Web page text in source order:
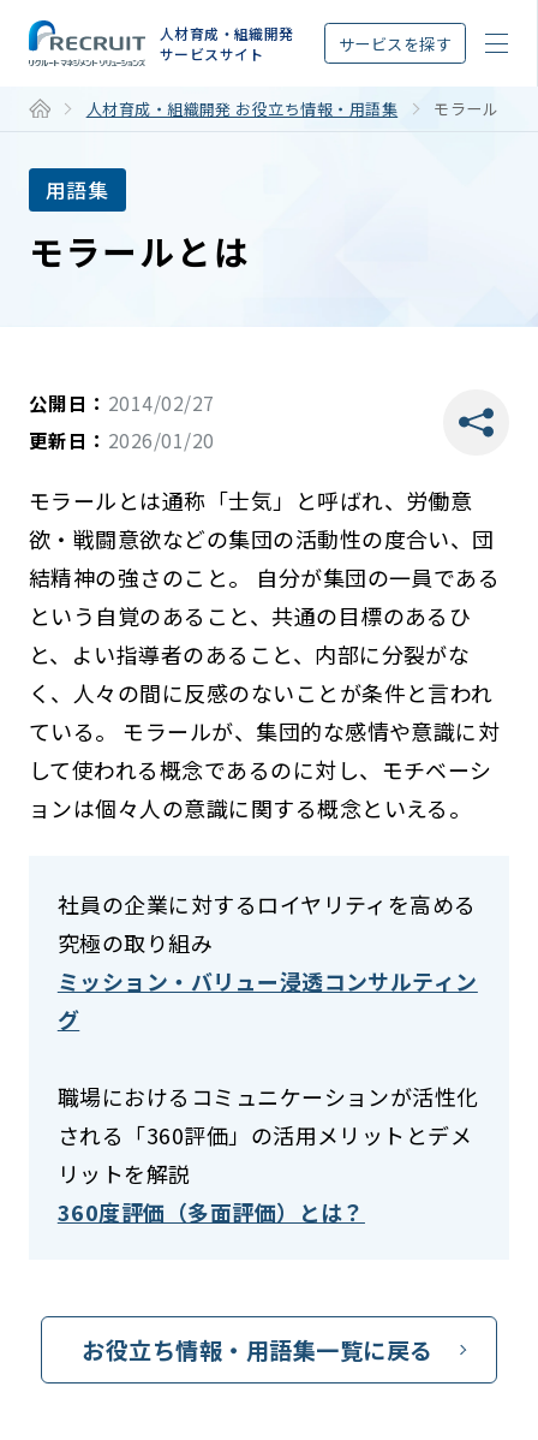
人材育成・組織開発
サービスサイト
サービスを探す
人材育成・組織開発 お役立ち情報・用語集 モラール
用語集
モラールとは
公開日： 2014/02/27
更新日： 2026/01/20
モラールとは通称「士気」と呼ばれ、労働意
欲・戦闘意欲などの集団の活動性の度合い、団
結精神の強さのこと。 自分が集団の一員である
という自覚のあること、共通の目標のあるひ
と、よい指導者のあること、内部に分裂がな
く、人々の間に反感のないことが条件と言われ
ている。 モラールが、集団的な感情や意識に対
して使われる概念であるのに対し、モチベーシ
ョンは個々人の意識に関する概念といえる。
社員の企業に対するロイヤリティを高める
究極の取り組み
ミッション・バリュー浸透コンサルティン
グ
職場におけるコミュニケーションが活性化
される「360評価」の活用メリットとデメ
リットを解説
360度評価（多面評価）とは？
お役立ち情報・用語集一覧に戻る